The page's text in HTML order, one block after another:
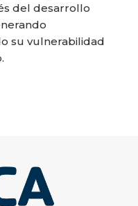
del desarrollo
su vulnerabilidad